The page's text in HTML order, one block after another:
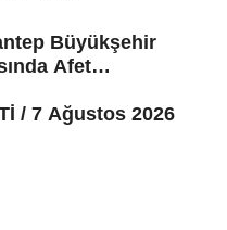
Büyükşehir
Afet
/ 7 Ağustos 2026